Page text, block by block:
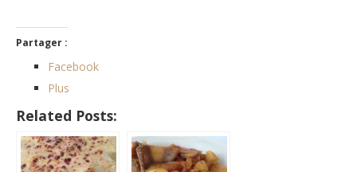
Partager :
Facebook
Plus
Related Posts: